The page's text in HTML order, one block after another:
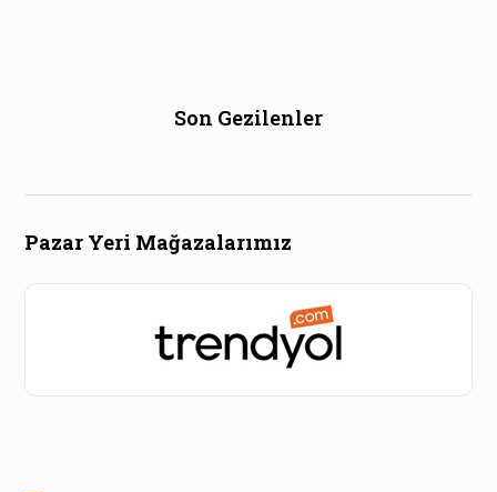
Son Gezilenler
Pazar Yeri Mağazalarımız